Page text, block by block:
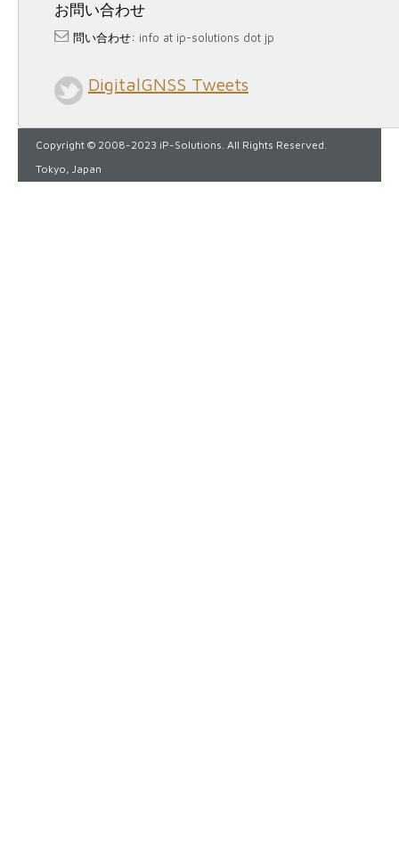
お問い合わせ
問い合わせ: info at ip-solutions dot jp
DigitalGNSS Tweets
Copyright © 2008-2023 iP-Solutions. All Rights Reserved.
Tokyo, Japan